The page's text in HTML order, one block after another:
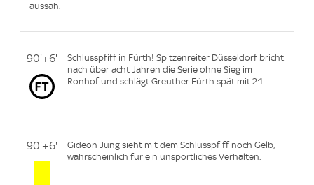
aussah.
90'+6'
Schlusspfiff in Fürth! Spitzenreiter Düsseldorf bricht
nach über acht Jahren die Serie ohne Sieg im
Ronhof und schlägt Greuther Fürth spät mit 2:1.
90'+6'
Gideon Jung sieht mit dem Schlusspfiff noch Gelb,
wahrscheinlich für ein unsportliches Verhalten.